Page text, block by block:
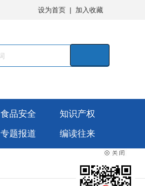
设为首页 | 加入收藏
食品安全
知识产权
专题报道 编读往来